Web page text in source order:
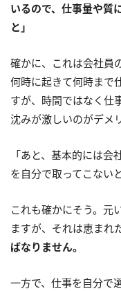
いるので、仕事量や質
と」
確かに、これは会社員
何時に起きて何時まで
すが、時間ではなく仕
沈みが激しいのがデメ
「あと、基本的には
を自分で取ってこない
これも確かにそう。元
ますが、それは恵まれ
ばなりません。
一方で、仕事を自分で